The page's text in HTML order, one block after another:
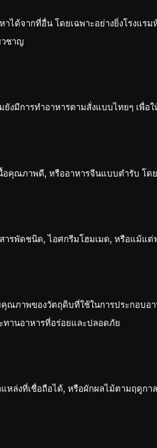
ได้จากที่อื่น โดยเฉพาะอย่างยิ่งโรงแ
วชาญ
งมีการทำอาหารตามสั่งแบบไทยๆ เพื่
ณภาพดี, หรืออาหารจีนแบบตำรับ โด
รพัดชนิด, ไอศกรีมโฮมเมด, หรือแม้แต่
ภาพของวัตถุดิบที่ใช้ในการประกอบอ
ทานอาหารที่อร่อยและปลอดภัย
หล่งที่เชื่อถือได้, หรือผักผลไม้ตามฤดูกา